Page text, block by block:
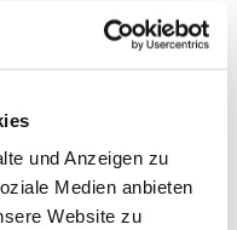
und Anzeigen zu
Medien anbieten
Website zu
findest du